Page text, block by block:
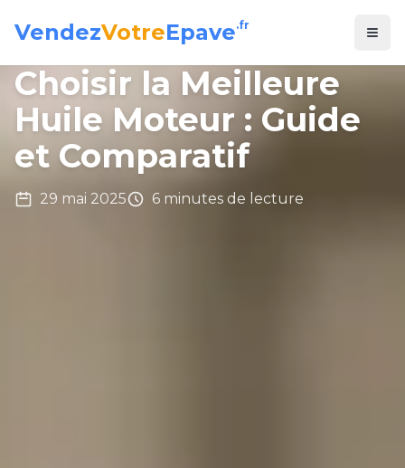
VendezVotreEpave.fr
Choisir la Meilleure
Huile Moteur : Guide
et Comparatif
29 mai 2025 6 minutes de lecture